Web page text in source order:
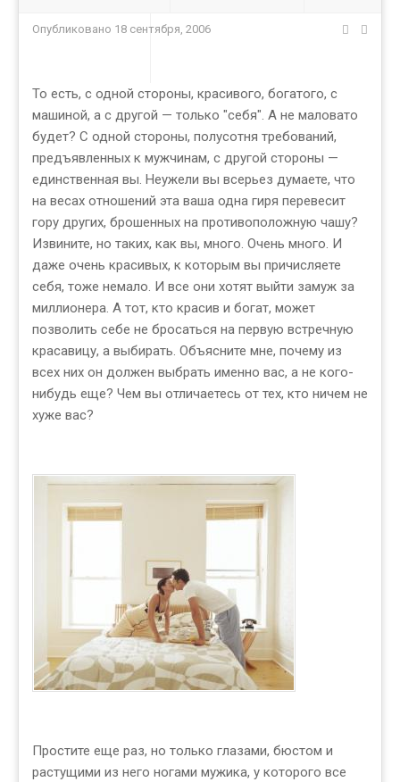
Опубликовано 18 сентября, 2006
То есть, с одной стороны, красивого, богатого, с
машиной, а с другой — только "себя". А не маловато
будет? С одной стороны, полусотня требований,
предъявленных к мужчинам, с другой стороны —
единственная вы. Неужели вы всерьез думаете, что
на весах отношений эта ваша одна гиря перевесит
гору других, брошенных на противоположную чашу?
Извините, но таких, как вы, много. Очень много. И
даже очень красивых, к которым вы причисляете
себя, тоже немало. И все они хотят выйти замуж за
миллионера. А тот, кто красив и богат, может
позволить себе не бросаться на первую встречную
красавицу, а выбирать. Объясните мне, почему из
всех них он должен выбрать именно вас, а не кого-
нибудь еще? Чем вы отличаетесь от тех, кто ничем не
хуже вас?
Простите еще раз, но только глазами, бюстом и
растущими из него ногами мужика, у которого все